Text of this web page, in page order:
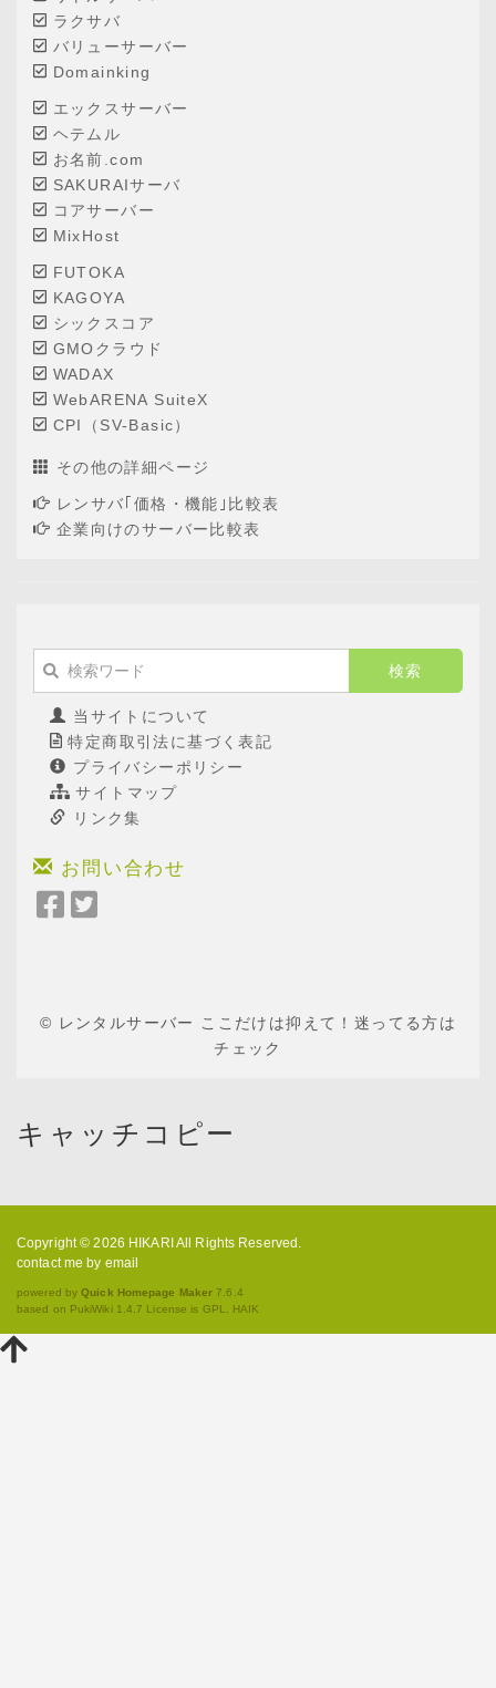
ラクサバ
バリューサーバー
Domainking
エックスサーバー
ヘテムル
お名前.com
SAKURAIサーバ
コアサーバー
MixHost
FUTOKA
KAGOYA
シックスコア
GMOクラウド
WADAX
WebARENA SuiteX
CPI（SV-Basic）
その他の詳細ページ
レンサバ｢価格・機能｣比較表
企業向けのサーバー比較表
当サイトについて
特定商取引法に基づく表記
プライバシーポリシー
サイトマップ
リンク集
お問い合わせ
Facebook
© レンタルサーバー ここだけは抑えて！迷ってる方は
チェック
キャッチコピー
Copyright © 2026 HIKARIAll Rights Reserved.
contact me by email
powered byQuick Homepage Maker 7.6.4
based on PukiWiki 1.4.7 License is GPL. HAIK